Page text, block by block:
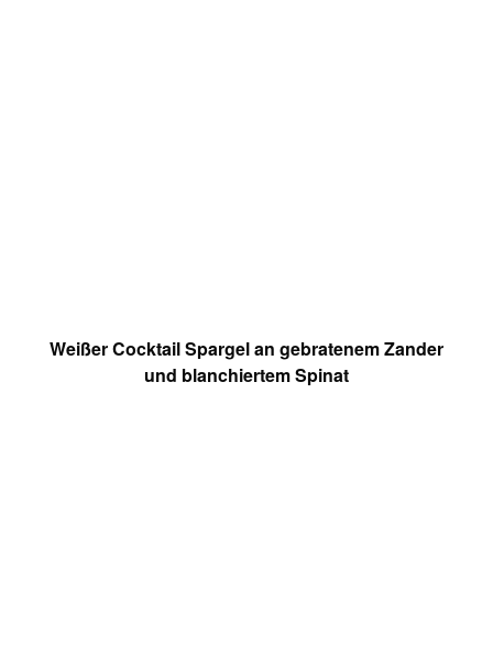
Weißer Cocktail Spargel an gebratenem Zander
und blanchiertem Spinat